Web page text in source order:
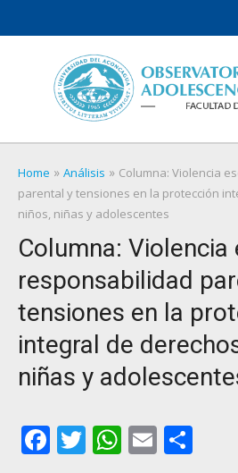
Home » Análisis » Columna: Violencia
parental y tensiones en la protección
niños, niñas y adolescentes
Columna: Violencia
responsabilidad
tensiones en la
integral de
niñas y
Facebook
TwitterEmail